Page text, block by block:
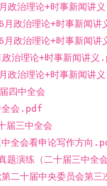
理论+时事新闻讲
治理论+时事新闻讲
理论+时事新闻讲
理论+时事新闻讲义
理论+时事新闻讲
四中全会
会.pdf
三中全会
会看申论写作方向
练（二十届三中全
届中央委员会第三